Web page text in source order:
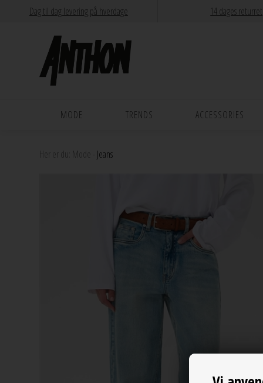
Dag til dag levering på hverdage 14 dages returret
MODE TRENDS ACCESSORIES
Her er du: Mode Jeans